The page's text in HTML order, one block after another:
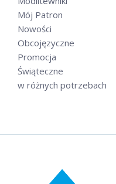
Mój Patron
Nowości
Obcojęzyczne
Promocja
Świąteczne
w różnych potrzebach